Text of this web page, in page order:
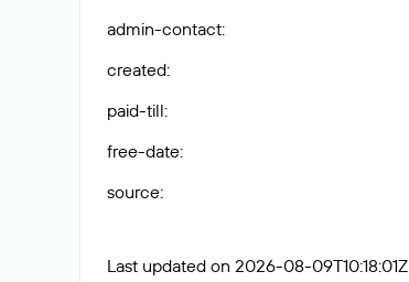
admin-contact:
created:
paid-till:
free-date:
source:
Last updated on 2026-08-09T10:18:01Z